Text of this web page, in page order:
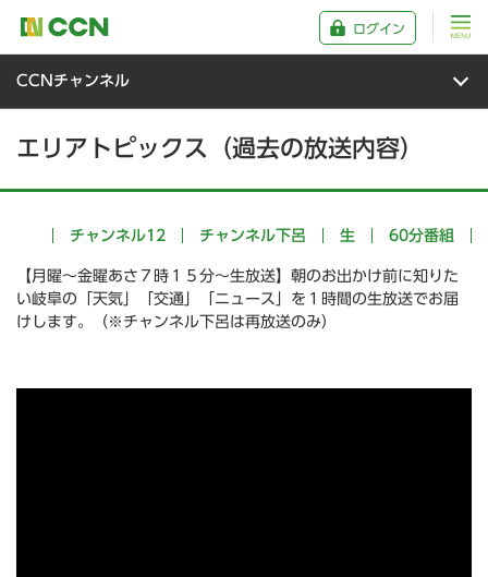
ログイン
CCNチャンネル
エリアトピックス（過去の放送内容）
チャンネル12 チャンネル下呂 生 60分番組
【月曜～金曜あさ７時１５分～生放送】朝のお出かけ前に知りた
い岐阜の「天気」「交通」「ニュース」を１時間の生放送でお届
けします。（※チャンネル下呂は再放送のみ）